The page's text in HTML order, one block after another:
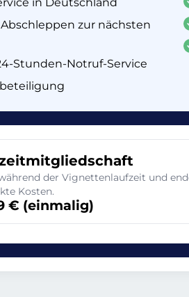
zur nächsten
Stunden-Notruf-Service
der Vignettenlaufzeit und
Kosten.
€ (einmalig)